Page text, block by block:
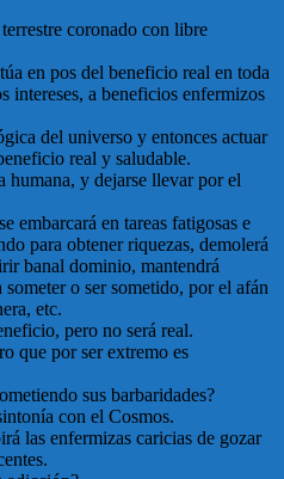
coronado con libre
en pos del beneficio real en toda
intereses, a beneficios enfermizos
del universo y entonces actuar
real y saludable.
humana, y dejarse llevar por el
embarcará en tareas fatigosas e
para obtener riquezas, demolerá
banal dominio, mantendrá
o ser sometido, por el afán
etc.
pero no será real.
que por ser extremo es
sus barbaridades?
con el Cosmos.
las enfermizas caricias de gozar